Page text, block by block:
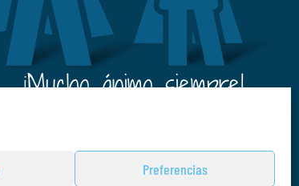
Preferencias
¡¡Mucho ánimo siempre!